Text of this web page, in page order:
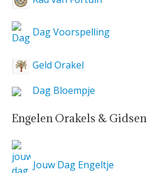
Dag Voorspelling
Geld Orakel
Dag Bloempje
Engelen Orakels & Gidsen
Jouw Dag Engeltje